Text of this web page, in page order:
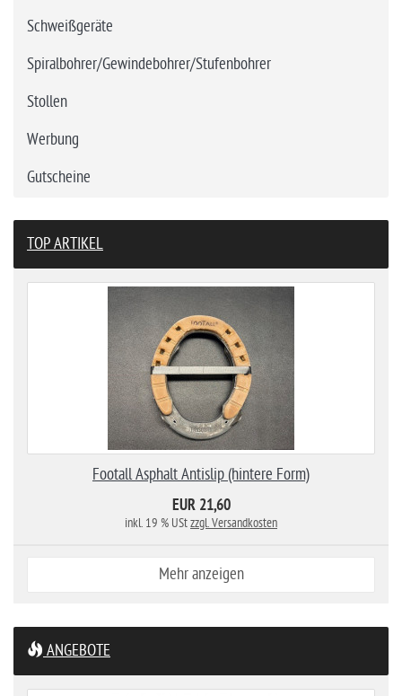
Schweißgeräte
Spiralbohrer/Gewindebohrer/Stufenbohrer
Stollen
Werbung
Gutscheine
TOP ARTIKEL
Footall Asphalt Antislip (hintere Form)
EUR 21,60
inkl. 19 % UStzzgl. Versandkosten
Mehr anzeigen
ANGEBOTE